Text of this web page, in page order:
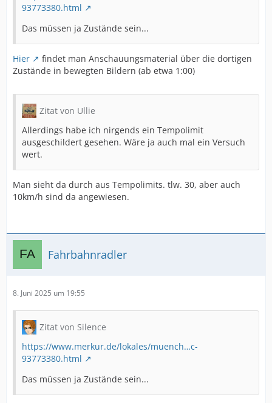
93773380.html
Das müssen ja Zustände sein...
Hier
findet man Anschauungsmaterial über die dortigen
Zustände in bewegten Bildern (ab etwa 1:00)
Zitat von Ullie
Allerdings habe ich nirgends ein Tempolimit
ausgeschildert gesehen. Wäre ja auch mal ein Versuch
wert.
Man sieht da durch aus Tempolimits. tlw. 30, aber auch
10km/h sind da angewiesen.
Fahrbahnradler
8. Juni 2025 um 19:55
Zitat von Silence
https://www.merkur.de/lokales/muench…c-
93773380.html
Das müssen ja Zustände sein...